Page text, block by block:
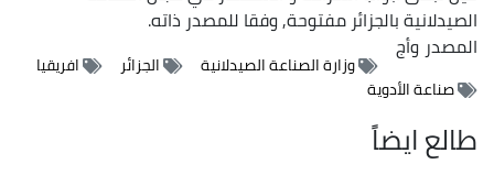
الصيدلانية بالجزائر مفتوحة, وفقا للمصدر ذاته.
المصدروأج
وزارة الصناعة الصيدلانية الجزائر
افريقيا
صناعة الأدوية
طالع ايضاً